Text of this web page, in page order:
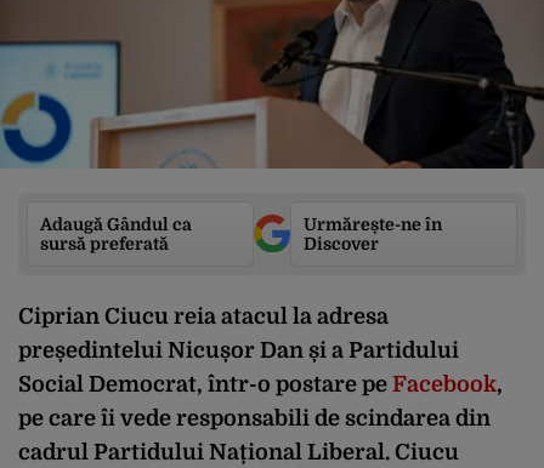
Adaugă Gândul ca
sursă preferată
Urmărește-ne în
Discover
Ciprian Ciucu reia atacul la adresa
președintelui Nicușor Dan și a Partidului
Social Democrat, într-o postare pe Facebook,
pe care îi vede responsabili de scindarea din
cadrul Partidului Național Liberal. Ciucu